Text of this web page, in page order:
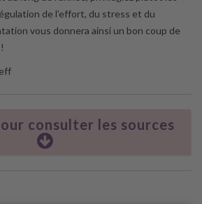
de l’effort, du stress et du
vous donnera ainsi un bon coup de
consulter les sources